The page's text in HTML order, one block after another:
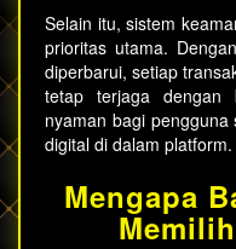
Selain itu, sistem
prioritas utama.
diperbarui, setiap
tetap terjaga
nyaman bagi
digital di dalam platform.
Mengapa